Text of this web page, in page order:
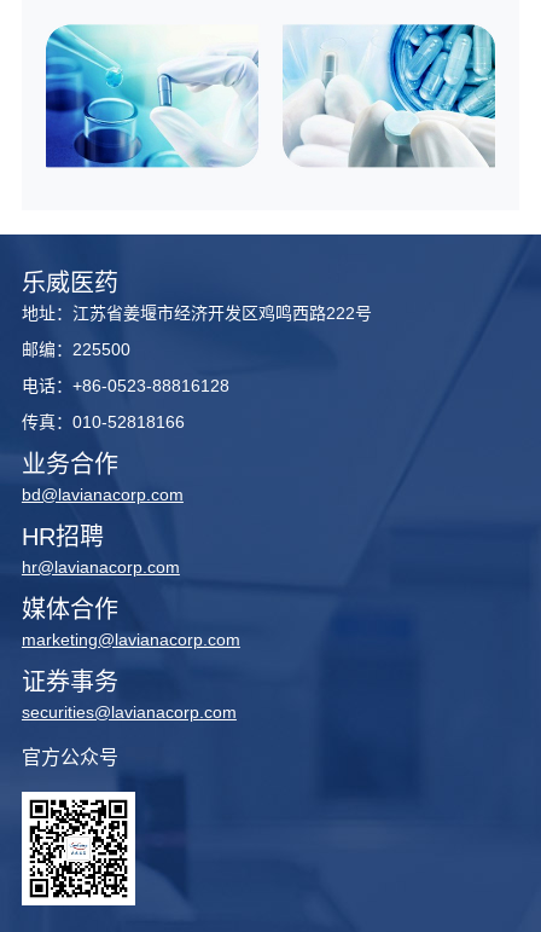
乐威医药
地址：江苏省姜堰市经济开发区鸡鸣西路222号
邮编：225500
电话：+86-0523-88816128
传真：010-52818166
业务合作
bd@lavianacorp.com
HR招聘
hr@lavianacorp.com
媒体合作
marketing@lavianacorp.com
证券事务
securities@lavianacorp.com
官方公众号